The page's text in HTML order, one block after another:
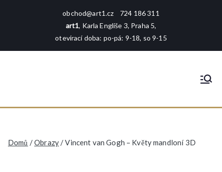
obchod@art1.cz 724 186 311
art1, Karla Engliše 3, Praha 5,
otevírací doba: po-pá: 9-18, so 9-15
rámování - tisk - galerie - foto -
Domů /Obrazy/ Vincent van Gogh – Květy mandloní 3D